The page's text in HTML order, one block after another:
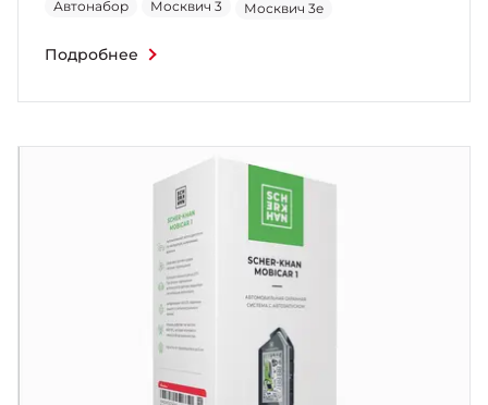
Автонабор Москвич 3 Москвич 3e
Подробнее